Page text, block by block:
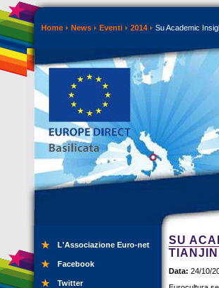
Home News Eventi 2014 Su Academic
L'Associazione Euro-net
Facebook
Twitter
SU
Data: 24/10/